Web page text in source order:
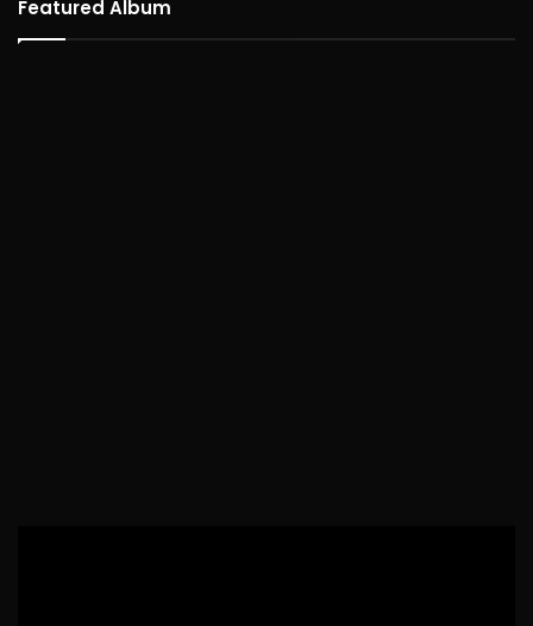
Featured Album